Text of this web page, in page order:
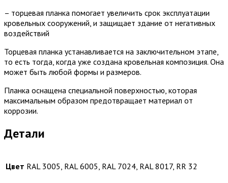
– торцевая планка помогает увеличить срок эксплуатации
кровельных сооружений, и защищает здание от негативных
воздействий
Торцевая планка устанавливается на заключительном этапе,
то есть тогда, когда уже создана кровельная композиция. Она
может быть любой формы и размеров.
Планка оснащена специальной поверхностью, которая
максимальным образом предотвращает материал от
коррозии.
Детали
Цвет RAL 3005, RAL 6005, RAL 7024, RAL 8017, RR 32